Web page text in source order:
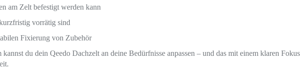
am Zelt befestigt werden kann
vorrätig sind
Fixierung von Zubehör
du dein Qeedo Dachzelt an deine Bedürfnisse anpassen – und das mit einem klaren